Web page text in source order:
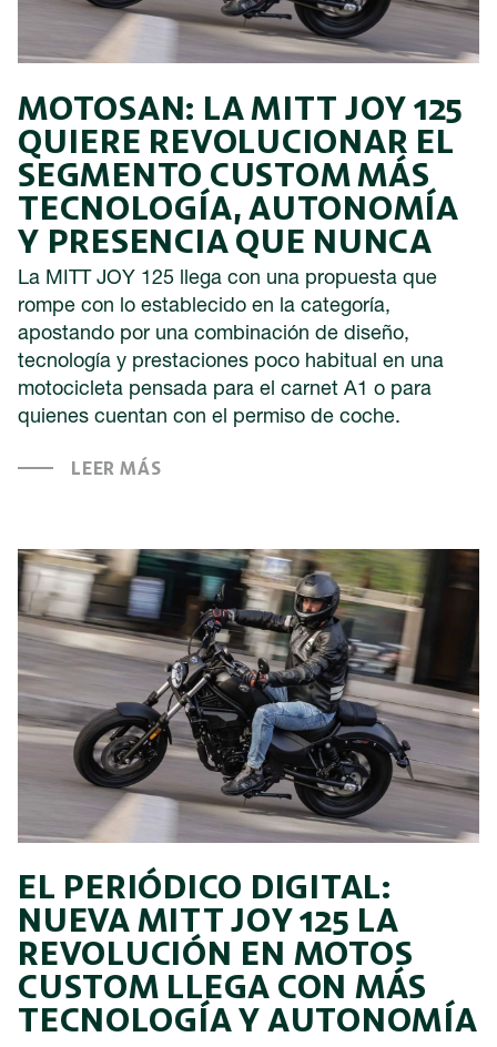
MOTOSAN: LA MITT JOY 125
QUIERE REVOLUCIONAR EL
SEGMENTO CUSTOM MÁS
TECNOLOGÍA, AUTONOMÍA
Y PRESENCIA QUE NUNCA
La MITT JOY 125 llega con una propuesta que
rompe con lo establecido en la categoría,
apostando por una combinación de diseño,
tecnología y prestaciones poco habitual en una
motocicleta pensada para el carnet A1 o para
quienes cuentan con el permiso de coche.
LEER MÁS
EL PERIÓDICO DIGITAL:
NUEVA MITT JOY 125 LA
REVOLUCIÓN EN MOTOS
CUSTOM LLEGA CON MÁS
TECNOLOGÍA Y AUTONOMÍA